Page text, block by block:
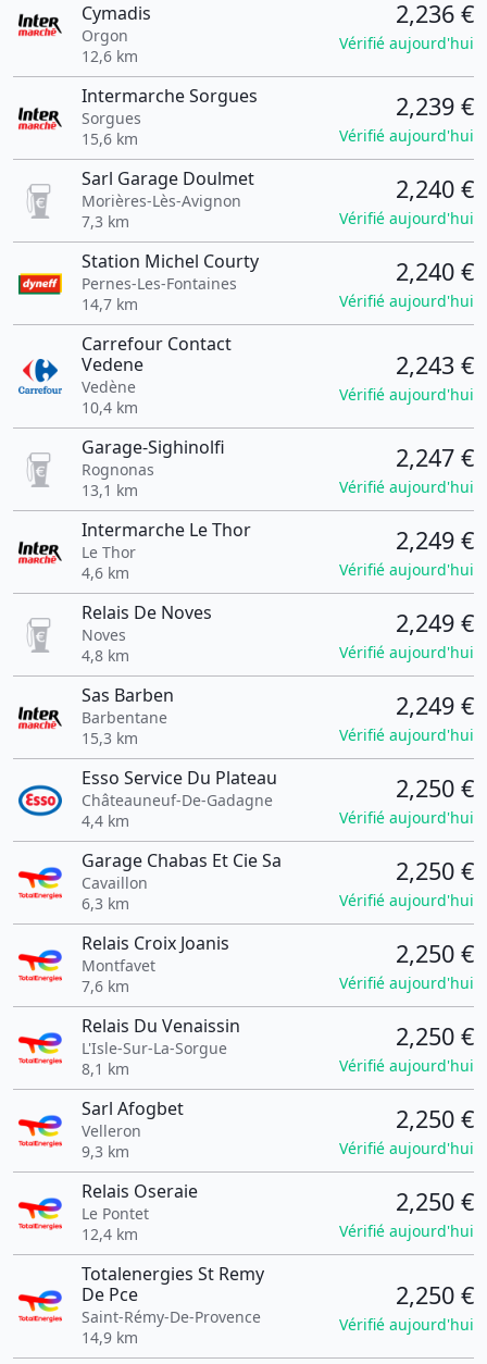
Cymadis
Orgon
12,6 km
2,236 €
Vérifié aujourd'hui
Intermarche Sorgues
Sorgues
15,6 km
2,239 €
Vérifié aujourd'hui
Sarl Garage Doulmet
Morières-Lès-Avignon
7,3 km
2,240 €
Vérifié aujourd'hui
Station Michel Courty
Pernes-Les-Fontaines
14,7 km
2,240 €
Vérifié aujourd'hui
Carrefour Contact
Vedene
Vedène
10,4 km
2,243 €
Vérifié aujourd'hui
Garage-Sighinolfi
Rognonas
13,1 km
2,247 €
Vérifié aujourd'hui
Intermarche Le Thor
Le Thor
4,6 km
2,249 €
Vérifié aujourd'hui
Relais De Noves
Noves
4,8 km
2,249 €
Vérifié aujourd'hui
Sas Barben
Barbentane
15,3 km
2,249 €
Vérifié aujourd'hui
Esso Service Du Plateau
Châteauneuf-De-Gadagne
4,4 km
2,250 €
Vérifié aujourd'hui
Garage Chabas Et Cie Sa
Cavaillon
6,3 km
2,250 €
Vérifié aujourd'hui
Relais Croix Joanis
Montfavet
7,6 km
2,250 €
Vérifié aujourd'hui
Relais Du Venaissin
L'Isle-Sur-La-Sorgue
8,1 km
2,250 €
Vérifié aujourd'hui
Sarl Afogbet
Velleron
9,3 km
2,250 €
Vérifié aujourd'hui
Relais Oseraie
Le Pontet
12,4 km
2,250 €
Vérifié aujourd'hui
Totalenergies St Remy
De Pce
Saint-Rémy-De-Provence
14,9 km
2,250 €
Vérifié aujourd'hui